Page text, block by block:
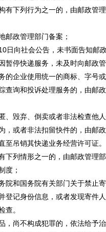
下列行为之一的，由邮政管
政管理部门备案；
向社会公告，未书面告知邮
停快递服务，未及时向邮政
业使用统一的商标、字号或
查询和投诉处理服务的，由邮
弃、倒卖或者非法检查他人
或者非法扣留快件的，由邮
吊销其快递业务经营许可证。
情形之一的，由邮政管理部
度；
和国务院有关部门关于禁止
记身份信息，或者发现寄件
。
尚不构成犯罪的，依法给予